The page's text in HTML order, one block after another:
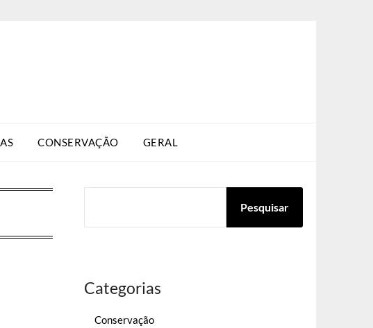
CONSERVAÇÃO GERAL
Pesquisar
Categorias
Conservação